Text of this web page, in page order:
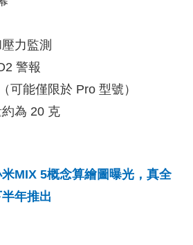
力監測
警報
可能僅限於 Pro 型號）
為 20 克
MIX 5概念算繪圖曝光，真全
年推出